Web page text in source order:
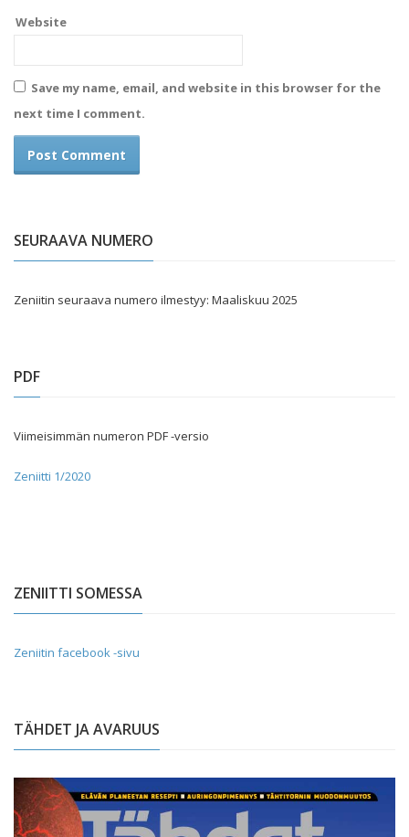
Website
Save my name, email, and website in this browser for the
next time I comment.
SEURAAVA NUMERO
Zeniitin seuraava numero ilmestyy: Maaliskuu 2025
PDF
Viimeisimmän numeron PDF -versio
Zeniitti 1/2020
ZENIITTI SOMESSA
Zeniitin facebook -sivu
TÄHDET JA AVARUUS